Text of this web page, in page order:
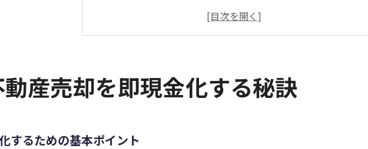
資金需要に最適な不動産売却の進め方とは
即現金化が叶う不動産売却の成功事例を解説
急な資金需要に強い不動産売却の流れ
不動産売却で急な資金需要を即解決するステップ
資金需要に応える不動産売却の手順と注意点
動産売却を即現金化する秘訣
するための基本ポイント